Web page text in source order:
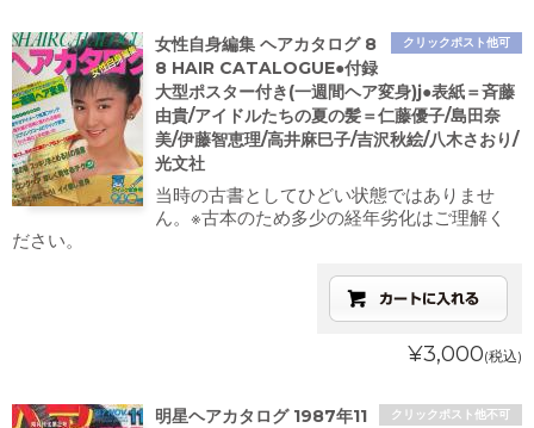
クリックポスト他可
女性自身編集 ヘアカタログ 8
8 HAIR CATALOGUE●付録
大型ポスター付き(一週間ヘア変身)j●表紙＝斉藤
由貴/アイドルたちの夏の髪＝仁藤優子/島田奈
美/伊藤智恵理/高井麻巳子/吉沢秋絵/八木さおり/
光文社
当時の古書としてひどい状態ではありませ
ん。※古本のため多少の経年劣化はご理解く
ださい。
¥3,000(税込)
クリックポスト他不可
明星ヘアカタログ 1987年11